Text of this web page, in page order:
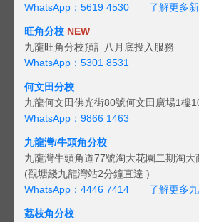
WhatsApp：5619 4530
了解更多
旺角分校 NEW
九龍旺角分校預計八月底投入服務
WhatsApp：5301 8531
何文田分校
九龍何文田佛光街80號何文田廣場1樓
WhatsApp：9866 1463
九龍灣/牛頭角分校
九龍灣牛頭角道77號淘大花園二期淘
(觀塘綫九龍灣站2分鐘直達 )
WhatsApp：4446 7414
了解更多
荔枝角分校